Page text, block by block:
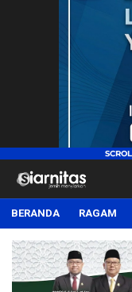
siarnitas
Jernih Menyiarkan
BERANDA RAGAM